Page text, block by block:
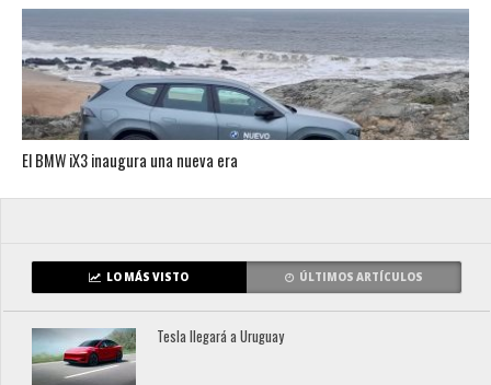
El BMW iX3 inaugura una nueva era
LO MÁS VISTO ÚLTIMOS ARTÍCULOS
Tesla llegará a Uruguay